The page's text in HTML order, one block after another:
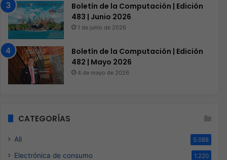
Boletín de la Computación | Edición
483 | Junio 2026
1 de junio de 2026
Boletín de la Computación | Edición
482 | Mayo 2026
4 de mayo de 2026
CATEGORÍAS
All 5.088
Electrónica de consumo 1.220